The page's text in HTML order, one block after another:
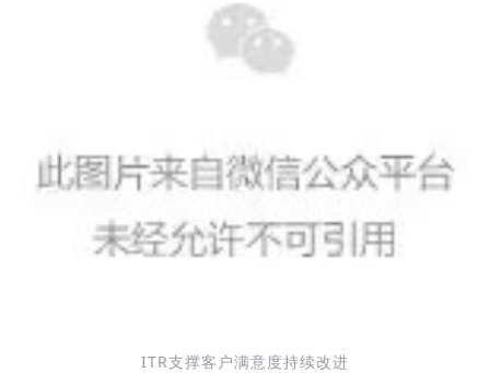
ITR支撑客户满意度持续改进